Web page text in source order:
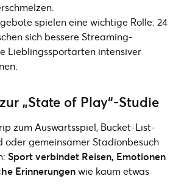
spielen eine wichtige Rolle: 24
sich bessere Streaming-
Lieblingssportarten intensiver
„State of Play“-Studie
zum Auswärtsspiel, Bucket-List-
oder gemeinsamer Stadionbesuch
Sport verbindet Reisen, Emotionen
Erinnerungenwie kaum etwas